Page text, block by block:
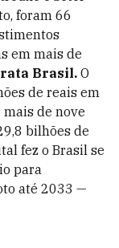
foram 66
em mais de
Brasil. O
de reais em
de nove
bilhões de
fez o Brasil se
para
até 2033 —